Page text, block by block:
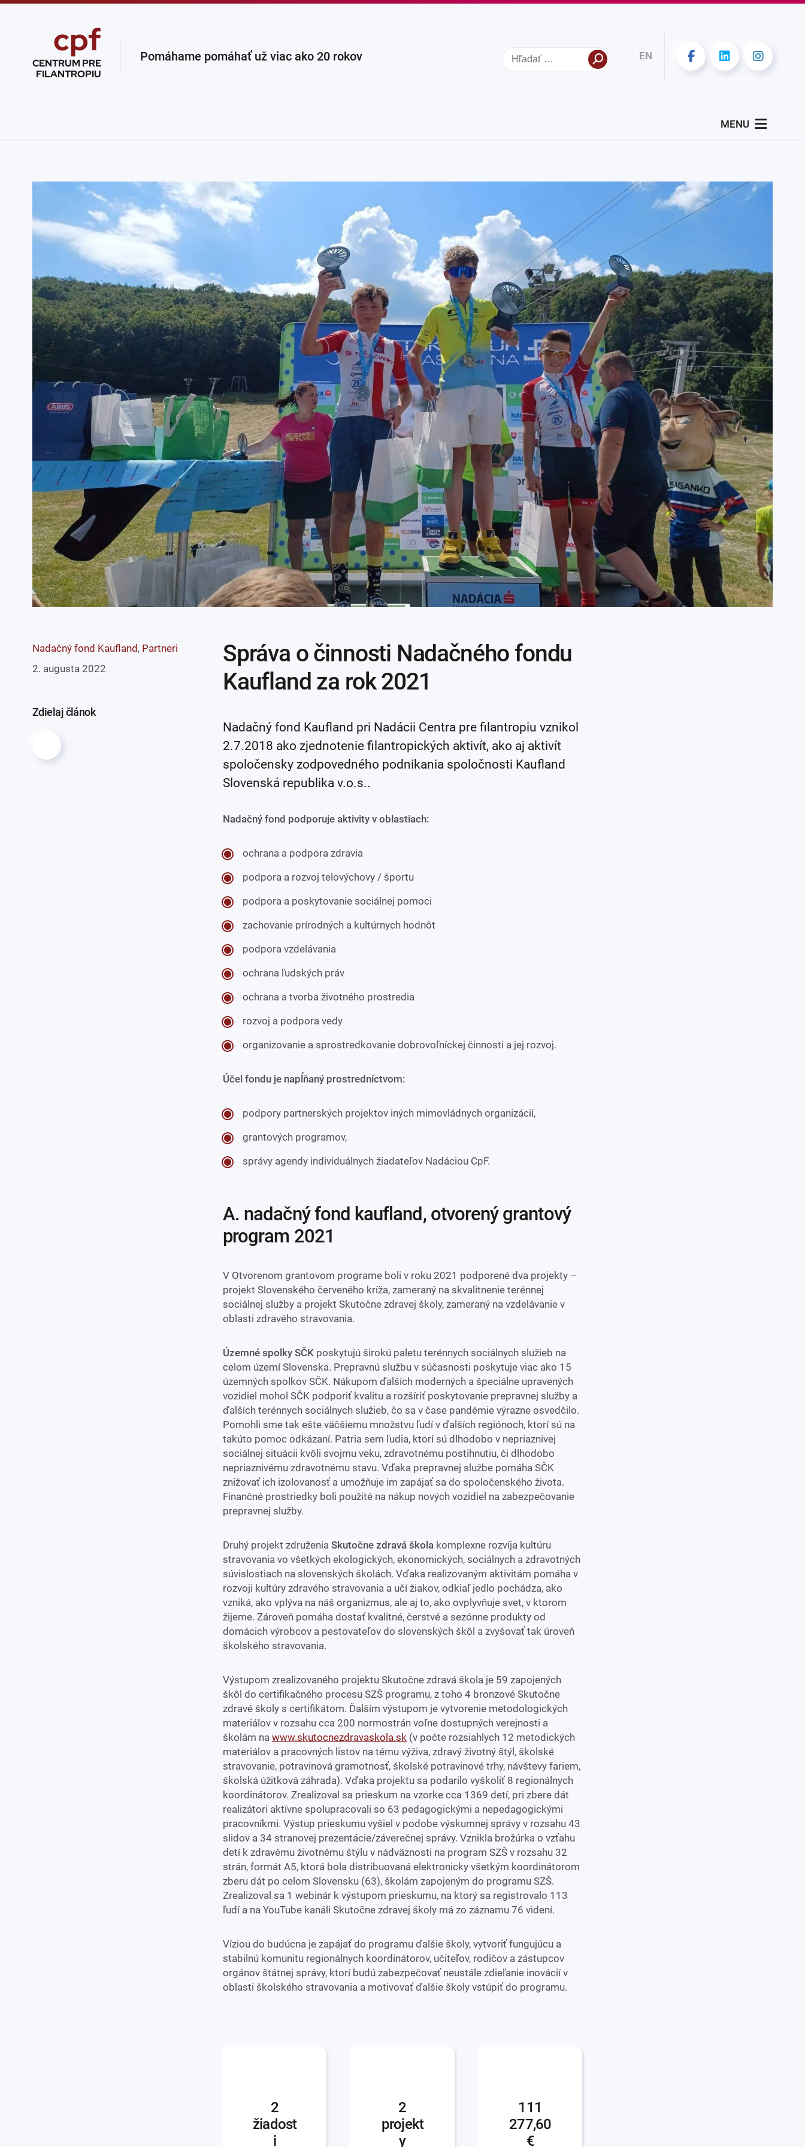
cpf
CENTRUM PRE
FILANTROPIU
Pomáhame pomáhať už viac ako 20 rokov EN
MENU
Nadačný fond Kaufland , Partneri
2. augusta 2022
Zdielaj článok
Správa o činnosti Nadačného fondu
Kaufland za rok 2021
Nadačný fond Kaufland pri Nadácii Centra pre filantropiu vznikol
2.7.2018 ako zjednotenie filantropických aktivít, ako aj aktivít
spoločensky zodpovedného podnikania spoločnosti Kaufland
Slovenská republika v.o.s..
Nadačný fond podporuje aktivity v oblastiach:
ochrana a podpora zdravia
podpora a rozvoj telovýchovy / športu
podpora a poskytovanie sociálnej pomoci
zachovanie prírodných a kultúrnych hodnôt
podpora vzdelávania
ochrana ľudských práv
ochrana a tvorba životného prostredia
rozvoj a podpora vedy
organizovanie a sprostredkovanie dobrovoľníckej činnosti a jej rozvoj.
Účel fondu je napĺňaný prostredníctvom:
podpory partnerských projektov iných mimovládnych organizácií,
grantových programov,
správy agendy individuálnych žiadateľov Nadáciou CpF.
a. nadačný fond kaufland, otvorený grantový
program 2021
V Otvorenom grantovom programe boli v roku 2021 podporené dva projekty –
projekt Slovenského červeného kríža, zameraný na skvalitnenie terénnej
sociálnej služby a projekt Skutočne zdravej školy, zameraný na vzdelávanie v
oblasti zdravého stravovania.
Územné spolky SČK poskytujú širokú paletu terénnych sociálnych služieb na
celom území Slovenska. Prepravnú službu v súčasnosti poskytuje viac ako 15
územných spolkov SČK. Nákupom ďalších moderných a špeciálne upravených
vozidiel mohol SČK podporiť kvalitu a rozšíriť poskytovanie prepravnej služby a
ďalších terénnych sociálnych služieb, čo sa v čase pandémie výrazne osvedčilo.
Pomohli sme tak ešte väčšiemu množstvu ľudí v ďalších regiónoch, ktorí sú na
takúto pomoc odkázaní. Patria sem ľudia, ktorí sú dlhodobo v nepriaznivej
sociálnej situácii kvôli svojmu veku, zdravotnému postihnutiu, či dlhodobo
nepriaznivému zdravotnému stavu. Vďaka prepravnej službe pomáha SČK
znižovať ich izolovanosť a umožňuje im zapájať sa do spoločenského života.
Finančné prostriedky boli použité na nákup nových vozidiel na zabezpečovanie
prepravnej služby.
Druhý projekt združenia Skutočne zdravá škola komplexne rozvíja kultúru
stravovania vo všetkých ekologických, ekonomických, sociálnych a zdravotných
súvislostiach na slovenských školách. Vďaka realizovaným aktivitám pomáha v
rozvoji kultúry zdravého stravovania a učí žiakov, odkiaľ jedlo pochádza, ako
vzniká, ako vplýva na náš organizmus, ale aj to, ako ovplyvňuje svet, v ktorom
žijeme. Zároveň pomáha dostať kvalitné, čerstvé a sezónne produkty od
domácich výrobcov a pestovateľov do slovenských škôl a zvyšovať tak úroveň
školského stravovania.
Výstupom zrealizovaného projektu Skutočne zdravá škola je 59 zapojených
škôl do certifikačného procesu SZŠ programu, z toho 4 bronzové Skutočne
zdravé školy s certifikátom. Ďalším výstupom je vytvorenie metodologických
materiálov v rozsahu cca 200 normostrán voľne dostupných verejnosti a
školám na www.skutocnezdravaskola.sk (v počte rozsiahlych 12 metodických
materiálov a pracovných listov na tému výživa, zdravý životný štýl, školské
stravovanie, potravinová gramotnosť, školské potravinové trhy, návštevy fariem,
školská úžitková záhrada). Vďaka projektu sa podarilo vyškoliť 8 regionálnych
koordinátorov. Zrealizoval sa prieskum na vzorke cca 1369 detí, pri zbere dát
realizátori aktívne spolupracovali so 63 pedagogickými a nepedagogickými
pracovníkmi. Výstup prieskumu vyšiel v podobe výskumnej správy v rozsahu 43
slidov a 34 stranovej prezentácie/záverečnej správy. Vznikla brožúrka o vzťahu
detí k zdravému životnému štýlu v nádväznosti na program SZŠ v rozsahu 32
strán, formát A5, ktorá bola distribuovaná elektronicky všetkým koordinátorom
zberu dát po celom Slovensku (63), školám zapojeným do programu SZŠ.
Zrealizoval sa 1 webinár k výstupom prieskumu, na ktorý sa registrovalo 113
ľudí a na YouTube kanáli Skutočne zdravej školy má zo záznamu 76 videní.
Víziou do budúcna je zapájať do programu ďalšie školy, vytvoriť fungujúcu a
stabilnú komunitu regionálnych koordinátorov, učiteľov, rodičov a zástupcov
orgánov štátnej správy, ktorí budú zabezpečovať neustále zdieľanie inovácií v
oblasti školského stravovania a motivovať ďalšie školy vstúpiť do programu.
2
žiadost
i
2
projekt
y
111
277,60
€